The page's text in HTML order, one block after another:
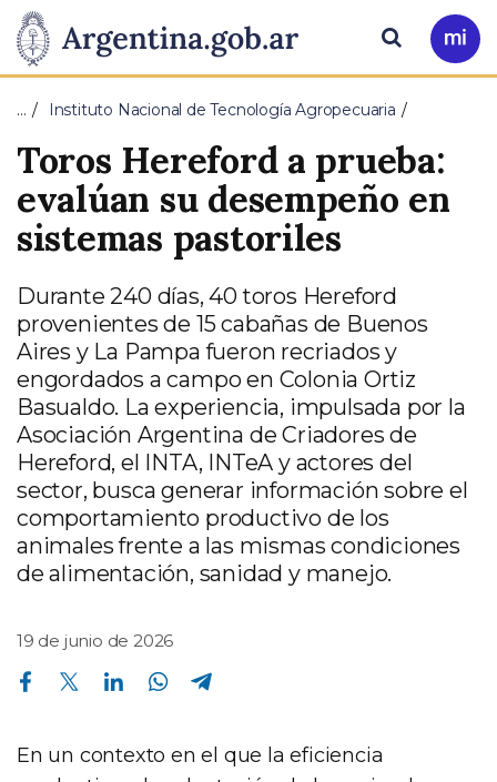
Presidencia
de
la
Nación
Pasar al contenido principal
Ir
a
Buscar
… Instituto Nacional de Tecnología Agropecuaria
Toros Hereford a prueba:
evalúan su desempeño en
sistemas pastoriles
Durante 240 días, 40 toros Hereford
provenientes de 15 cabañas de Buenos
Aires y La Pampa fueron recriados y
engordados a campo en Colonia Ortiz
Basualdo. La experiencia, impulsada por la
Asociación Argentina de Criadores de
Hereford, el INTA, INTeA y actores del
sector, busca generar información sobre el
comportamiento productivo de los
animales frente a las mismas condiciones
de alimentación, sanidad y manejo.
19 de junio de 2026
Compartir en Facebook Compartir en Twitter Compartir en Linkedin Compartir en Whatsapp
En un contexto en el que la eficiencia